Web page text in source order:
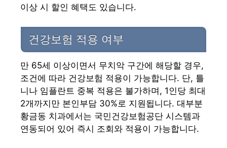
이상 시 할인 혜택도 있습니다.
건강보험 적용 여부
만 65세 이상이면서 무치악 구간에 해당할 경우,
조건에 따라 건강보험 적용이 가능합니다. 단, 틀
니나 임플란트 중복 적용은 불가하며, 1인당 최대
2개까지만 본인부담 30%로 지원됩니다. 대부분
황금동 치과에서는 국민건강보험공단 시스템과
연동되어 있어 즉시 조회와 적용이 가능합니다.